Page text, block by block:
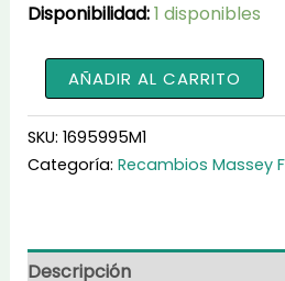
Disponibilidad:1 disponibles
Flexible
1695995M1
cantidad
AÑADIR AL CARRITO
SKU: 1695995M1
Categoría: Recambios Massey
Descripción